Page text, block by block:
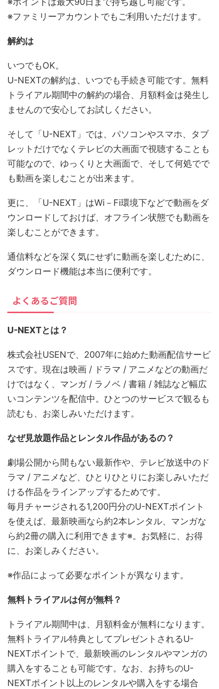
※ファミリーアカウントでもご利用いただけます。
解約は
いつでもOK。
U-NEXTの解約は、いつでも手続き可能です。無料
トライアル期間中の解約の場合、月額料金は発生し
ませんので安心してお試しください。
そして「U-NEXT」では、パソコンやスマホ、タブ
レットだけでなくテレビの大画面で視聴することも
可能なので、ゆっくりと大画面で、そして何処でで
も動画を楽しむことが出来ます。
更に、「U-NEXT」はWi－Fi環境下などで動画をダ
ウンロードしておけば、オフライン状態でも動画を
楽しむことができます。
通信料などを深く気にせずに動画を楽しむために、
ダウンロード機能は本当に便利です。
よくあるご質問
U-NEXTとは？
株式会社USENで、2007年に始めた動画配信サービ
スです。現在は映画 / ドラマ / アニメなどの動画だ
けではなく、マンガ / ラノベ / 書籍 / 雑誌など幅広
いコンテンツを配信中。ひとつのサービスで観るも
読むも、お楽しみいただけます。
なぜ見放題作品とレンタル作品があるの？
劇場公開から間もない最新作や、テレビ放送中のド
ラマ / アニメなど、ひとりひとりにお楽しみいただ
ける作品をラインアップするためです。
毎月チャージされる1,200円分のU-NEXTポイント
を使えば、最新映画なら約2本レンタル、マンガな
ら約2冊の購入に利用できます※。お気軽に、お得
に、お楽しみください。
※作品によって必要なポイントが異なります。
無料トライアルは何が無料？
トライアル期間中は、月額料金が無料になります。
無料トライアル特典としてプレゼントされるU-
NEXTポイントで、最新映画のレンタルやマンガの
購入をすることも可能です。なお、お持ちのU-
NEXTポイント以上のレンタルや購入をする場合